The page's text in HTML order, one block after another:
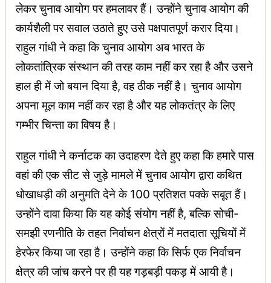
लेकर चुनाव आयोग पर हमलावर हैं। उन्होंने चुनाव आयोग की
कार्यशैली पर सवाल उठाते हुए उसे पक्षपातपूर्ण करार दिया।
राहुल गांधी ने कहा कि चुनाव आयोग अब भारत के
लोकतांत्रिक संस्थान की तरह काम नहीं कर रहा है और उसने
हाल ही में जो बयान दिया है, वह ठीक नहीं है। चुनाव आयोग
अपना मूल काम नहीं कर रहा है और यह लोकतंत्र के लिए
गम्भीर चिन्ता का विषय है।
राहुल गांधी ने कर्नाटक का उदाहरण देते हुए कहा कि हमारे पास
वहां की एक सीट से जुड़े मामले में चुनाव आयोग द्वारा कथित
धोखाधड़ी की अनुमति देने के 100 प्रतिशत पक्के सबूत हैं।
उन्होंने दावा किया कि यह कोई संयोग नहीं है, बल्कि सोची-
समझी रणनीति के तहत निर्वाचन क्षेत्रों में मतदाता सूचियों में
हेरफेर किया जा रहा है। उन्होंने कहा कि सिर्फ एक निर्वाचन
क्षेत्र की जांच करने पर ही यह गड़बड़ी पकड़ में आयी है।